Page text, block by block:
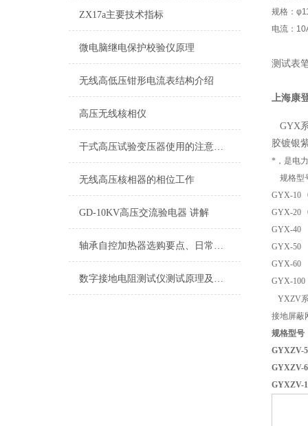
ZX17a主要技术指标
微电脑继电保护校验仪原理
无线高低压钳形电流表结构介绍
高压无线核相仪
干式高压试验变压器使用的注意事项
无线高压核相器的相位工作
GD-10KV高压交流验电器 讲解
轴承自控加热器选购要点、日常维护与保养
数字接地电阻测试仪测试原理及使用注意
规格：
电流：
测试表
上海康
GYX
胶镀银
*，是电
规格型
GYX-10
GYX-20
GYX-40
GYX-50
GYX-60
GYX-100
YXZV
接地屏蔽
规格型